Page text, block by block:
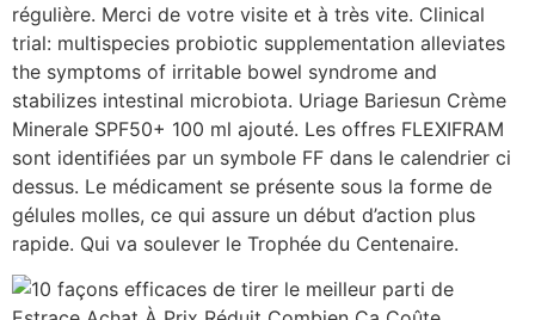
régulière. Merci de votre visite et à très vite. Clinical
trial: multispecies probiotic supplementation alleviates
the symptoms of irritable bowel syndrome and
stabilizes intestinal microbiota. Uriage Bariesun Crème
Minerale SPF50+ 100 ml ajouté. Les offres FLEXIFRAM
sont identifiées par un symbole FF dans le calendrier ci
dessus. Le médicament se présente sous la forme de
gélules molles, ce qui assure un début d’action plus
rapide. Qui va soulever le Trophée du Centenaire.